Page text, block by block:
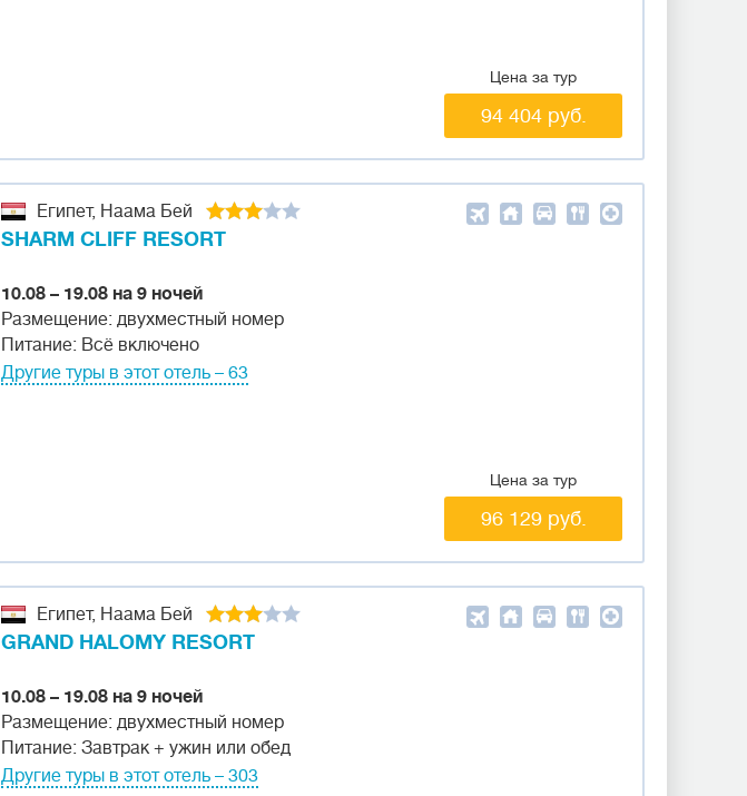
Цена за тур
94 404 руб.
Египет, Наама Бей
SHARM CLIFF RESORT
10.08 – 19.08 на 9 ночей
Размещение: двухместный номер
Питание: Всё включено
Другие туры в этот отель – 63
Цена за тур
96 129 руб.
Египет, Наама Бей
GRAND HALOMY RESORT
10.08 – 19.08 на 9 ночей
Размещение: двухместный номер
Питание: Завтрак + ужин или обед
Другие туры в этот отель – 303